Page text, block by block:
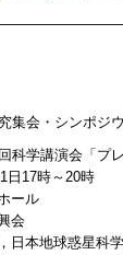
集会・シンポジ
科学講演会「プ
日17時～20時
ール
会
本地球惑星科